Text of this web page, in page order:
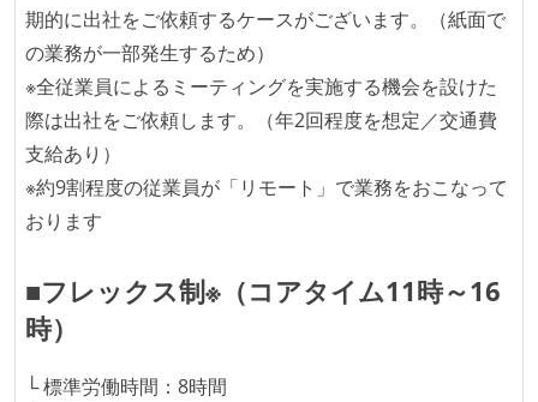
期的に出社をご依頼するケースがございます。（紙面で
の業務が一部発生するため）
※全従業員によるミーティングを実施する機会を設けた
際は出社をご依頼します。（年2回程度を想定／交通費
支給あり）
※約9割程度の従業員が「リモート」で業務をおこなって
おります
■フレックス制※（コアタイム11時～16
時）
└ 標準労働時間：8時間